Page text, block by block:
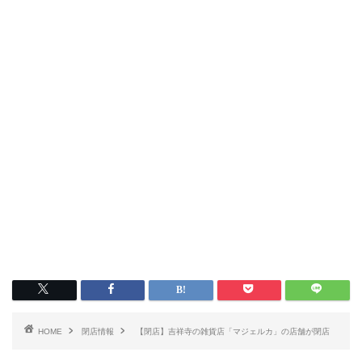
HOME 閉店情報 【閉店】吉祥寺の雑貨店「マジェルカ」の店舗が閉店